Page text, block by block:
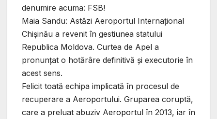
denumire acuma: FSB!
Maia Sandu: Astăzi Aeroportul Internațional
Chișinău a revenit în gestiunea statului
Republica Moldova. Curtea de Apel a
pronunțat o hotărâre definitivă și executorie în
acest sens.
Felicit toată echipa implicată în procesul de
recuperare a Aeroportului. Gruparea coruptă,
care a preluat abuziv Aeroportul în 2013, iar în